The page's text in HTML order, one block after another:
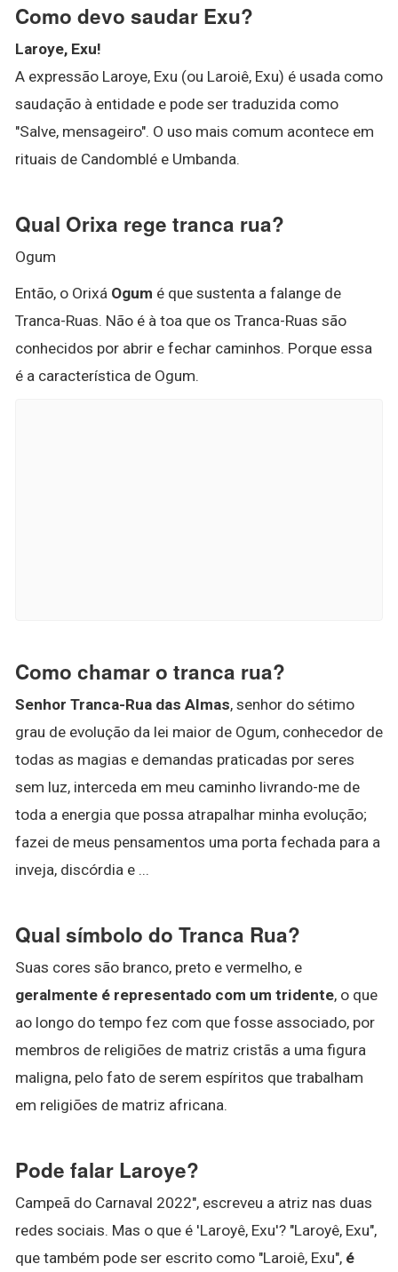
Como devo saudar Exu?
Laroye, Exu!
A expressão Laroye, Exu (ou Laroiê, Exu) é usada como
saudação à entidade e pode ser traduzida como
"Salve, mensageiro". O uso mais comum acontece em
rituais de Candomblé e Umbanda.
Qual Orixa rege tranca rua?
Ogum
Então, o Orixá Ogum é que sustenta a falange de
Tranca-Ruas. Não é à toa que os Tranca-Ruas são
conhecidos por abrir e fechar caminhos. Porque essa
é a característica de Ogum.
Como chamar o tranca rua?
Senhor Tranca-Rua das Almas, senhor do sétimo
grau de evolução da lei maior de Ogum, conhecedor de
todas as magias e demandas praticadas por seres
sem luz, interceda em meu caminho livrando-me de
toda a energia que possa atrapalhar minha evolução;
fazei de meus pensamentos uma porta fechada para a
inveja, discórdia e ...
Qual símbolo do Tranca Rua?
Suas cores são branco, preto e vermelho, e
geralmente é representado com um tridente, o que
ao longo do tempo fez com que fosse associado, por
membros de religiões de matriz cristãs a uma figura
maligna, pelo fato de serem espíritos que trabalham
em religiões de matriz africana.
Pode falar Laroye?
Campeã do Carnaval 2022", escreveu a atriz nas duas
redes sociais. Mas o que é 'Laroyê, Exu'? "Laroyê, Exu",
que também pode ser escrito como "Laroiê, Exu", é